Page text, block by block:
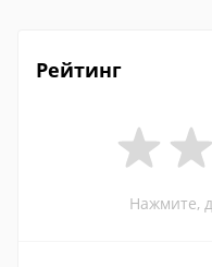
Рейтинг
Нажмите,